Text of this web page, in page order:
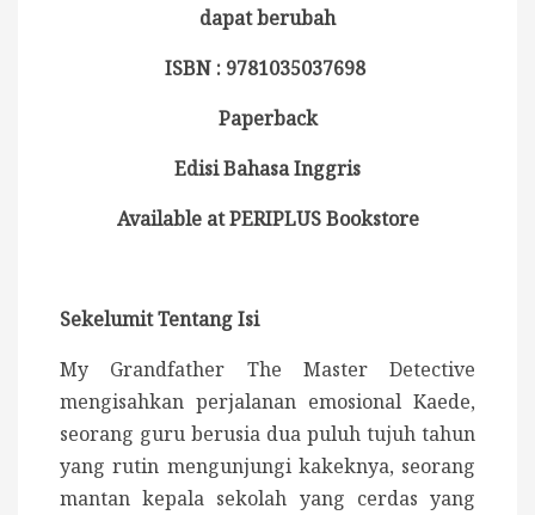
dapat berubah
ISBN : 9781035037698
Paperback
Edisi Bahasa Inggris
Available at PERIPLUS Bookstore
Sekelumit Tentang Isi
My Grandfather The Master Detective
mengisahkan perjalanan emosional Kaede,
seorang guru berusia dua puluh tujuh tahun
yang rutin mengunjungi kakeknya, seorang
mantan kepala sekolah yang cerdas yang